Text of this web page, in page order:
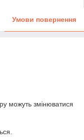
Умови повернення
можуть змінюватися